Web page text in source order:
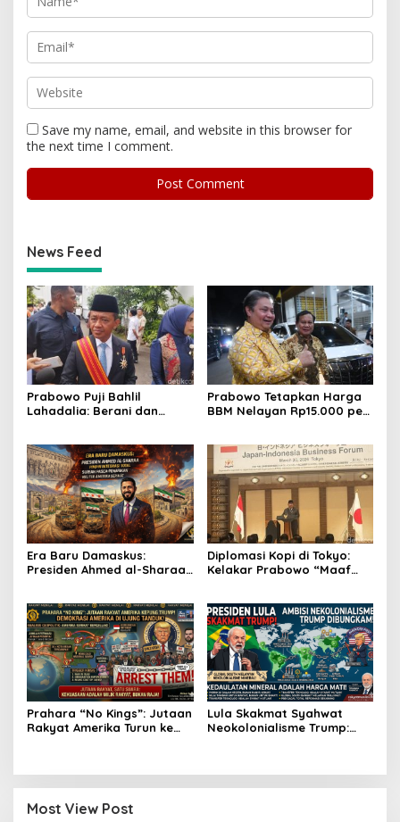
Save my name, email, and website in this browser for
the next time I comment.
News Feed
Prabowo Puji Bahlil
Lahadalia: Berani dan
Prabowo Tetapkan Harga
BBM Nelayan Rp15.000 per
Era Baru Damaskus:
Presiden Ahmed al-Sharaa
Militer Amerika Serikat
Diplomasi Kopi di Tokyo:
Kelakar Prabowo “Maaf
Forum Bisnis Jepang
Prahara “No Kings”: Jutaan
Rakyat Amerika Turun ke
Lula Skakmat Syahwat
Neokolonialisme Trump:
Most View Post